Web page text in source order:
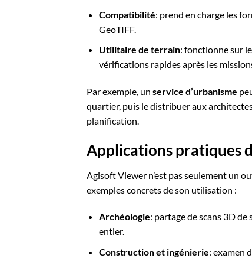
Compatibilité: prend en charge les
GeoTIFF.
Utilitaire de terrain: fonctionne sur
vérifications rapides après les
Par exemple, un service d’urbanisme
quartier, puis le distribuer aux
planification.
Applications pratiques
Agisoft Viewer n’est pas seulement un
exemples concrets de son utilisation :
Archéologie: partage de scans 3D
entier.
Construction et ingénierie: examen